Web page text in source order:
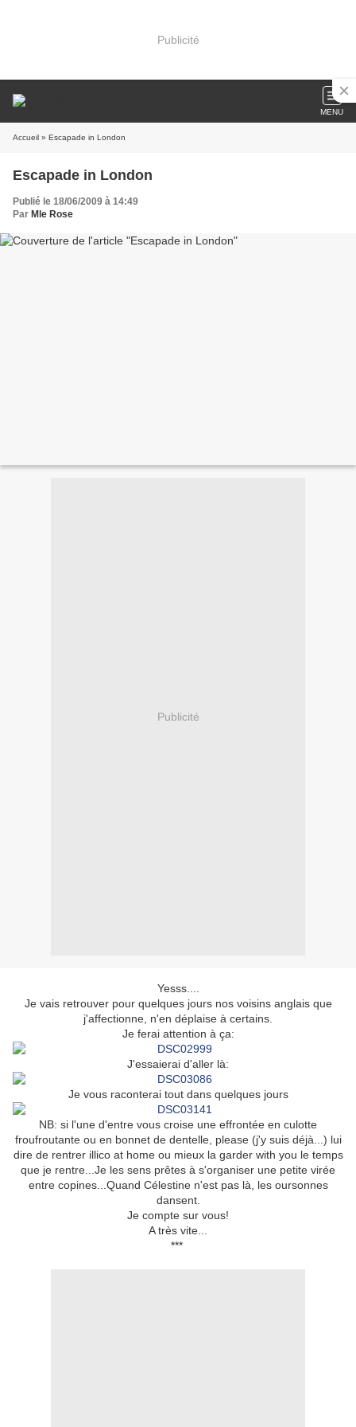
Publicité
MENU
Accueil » Escapade in London
Escapade in London
Publié le 18/06/2009 à 14:49
Par Mle Rose
Publicité
Yesss....
Je vais retrouver pour quelques jours nos voisins anglais que
j'affectionne, n'en déplaise à certains.
Je ferai attention à ça:
J'essaierai d'aller là:
Je vous raconterai tout dans quelques jours
NB: si l'une d'entre vous croise une effrontée en culotte
froufroutante ou en bonnet de dentelle, please (j'y suis déjà...) lui
dire de rentrer illico at home ou mieux la garder with you le temps
que je rentre...Je les sens prêtes à s'organiser une petite virée
entre copines...Quand Célestine n'est pas là, les oursonnes
dansent.
Je compte sur vous!
A très vite...
***